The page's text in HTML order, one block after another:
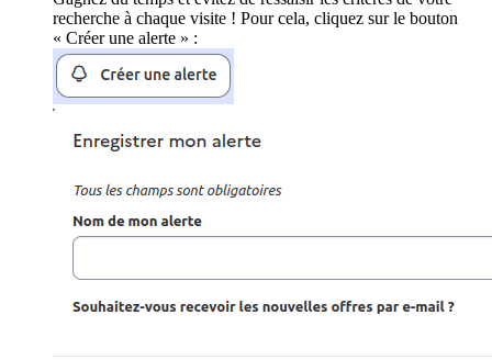
recherche à chaque visite ! Pour cela, cliquez sur le bouton
« Créer une alerte » :